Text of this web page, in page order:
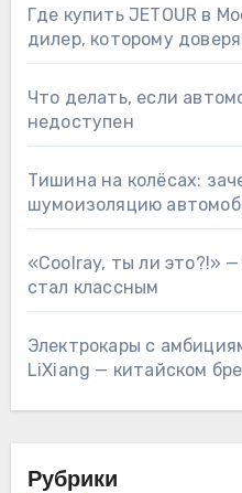
Где купить JETOUR в
дилер, которому
Что делать, если
недоступен
Тишина на колёсах:
шумоизоляцию
«Coolray, ты ли это?!»
стал классным
Электрокары с
LiXiang — китайском
Рубрики